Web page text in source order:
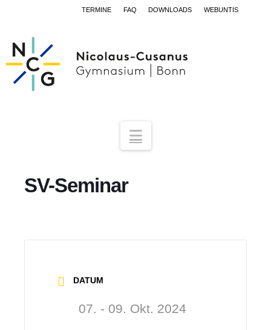
TERMINE FAQ DOWNLOADS WEBUNTIS
Navigation
SV-Seminar
DATUM
07. - 09. Okt. 2024